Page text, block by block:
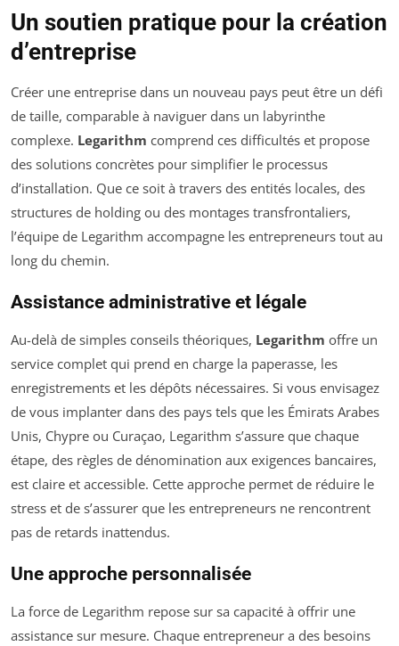
Un soutien pratique pour la création
d’entreprise
Créer une entreprise dans un nouveau pays peut être un défi
de taille, comparable à naviguer dans un labyrinthe
complexe. Legarithm comprend ces difficultés et propose
des solutions concrètes pour simplifier le processus
d’installation. Que ce soit à travers des entités locales, des
structures de holding ou des montages transfrontaliers,
l’équipe de Legarithm accompagne les entrepreneurs tout au
long du chemin.
Assistance administrative et légale
Au-delà de simples conseils théoriques, Legarithm offre un
service complet qui prend en charge la paperasse, les
enregistrements et les dépôts nécessaires. Si vous envisagez
de vous implanter dans des pays tels que les Émirats Arabes
Unis, Chypre ou Curaçao, Legarithm s’assure que chaque
étape, des règles de dénomination aux exigences bancaires,
est claire et accessible. Cette approche permet de réduire le
stress et de s’assurer que les entrepreneurs ne rencontrent
pas de retards inattendus.
Une approche personnalisée
La force de Legarithm repose sur sa capacité à offrir une
assistance sur mesure. Chaque entrepreneur a des besoins